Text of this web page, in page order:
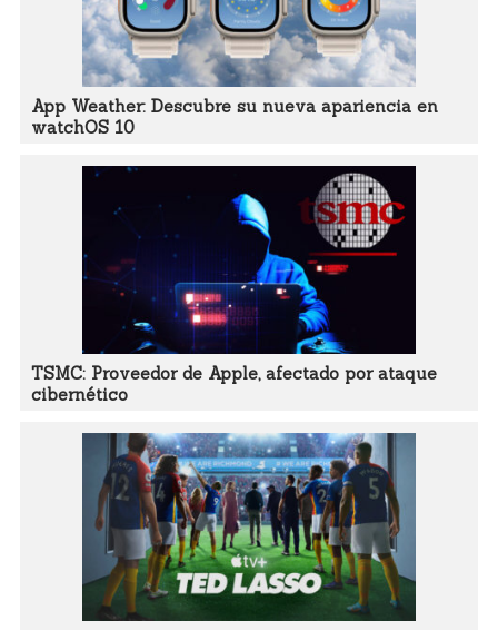
App Weather: Descubre su nueva apariencia en
watchOS 10
TSMC: Proveedor de Apple, afectado por ataque
cibernético